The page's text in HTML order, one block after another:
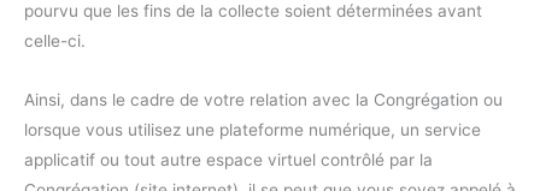
pourvu que les fins de la collecte soient déterminées avant
celle-ci.
Ainsi, dans le cadre de votre relation avec la Congrégation ou
lorsque vous utilisez une plateforme numérique, un service
applicatif ou tout autre espace virtuel contrôlé par la